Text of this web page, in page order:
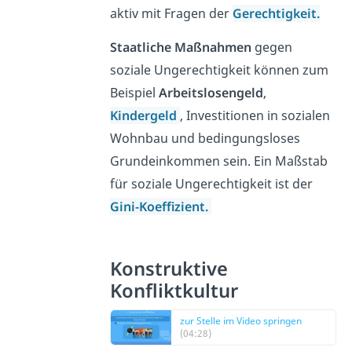
aktiv mit Fragen der Gerechtigkeit.
Staatliche Maßnahmen gegen
soziale Ungerechtigkeit können zum
BeispielArbeitslosengeld,
Kindergeld , Investitionen in sozialen
Wohnbau und bedingungsloses
Grundeinkommen sein. Ein Maßstab
für soziale Ungerechtigkeit ist der
Gini-Koeffizient.
Konstruktive
Konfliktkultur
zur Stelle im Video springen
(04:28)